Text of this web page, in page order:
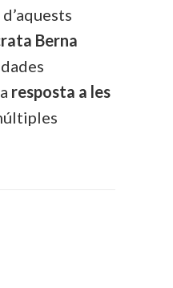
Berna
resposta a les